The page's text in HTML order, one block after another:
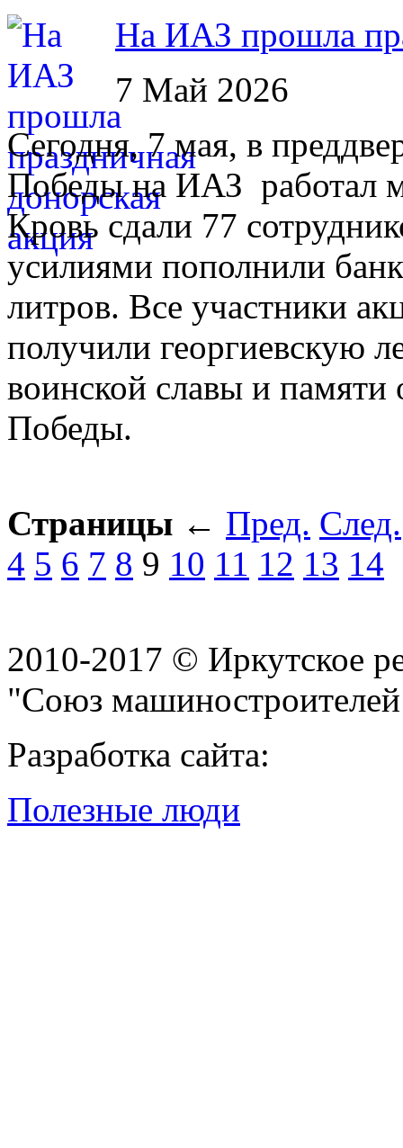
На ИАЗ прошла
7 Май 2026
Сегодня, 7 мая, в
Победы на ИАЗ работал
Кровь сдали 77
усилиями пополнили
литров. Все участники
получили георгиевскую
воинской славы и памяти
Победы.
Страницы ← Пред. След.
4 5 6 7 8 9 10 11 12 13 14
2010-2017 © Иркутское
"Союз
Разработка сайта:
Полезные люди